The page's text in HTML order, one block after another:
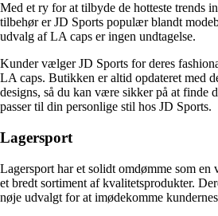
Med et ry for at tilbyde de hotteste trends
tilbehør er JD Sports populær blandt
udvalg af LA caps er ingen undtagelse.
Kunder vælger JD Sports for deres
LA caps. Butikken er altid opdateret med
designs, så du kan være sikker på at finde
passer til din personlige stil hos JD Sports.
Lagersport
Lagersport har et solidt omdømme som en
et bredt sortiment af kvalitetsprodukter.
nøje udvalgt for at imødekomme